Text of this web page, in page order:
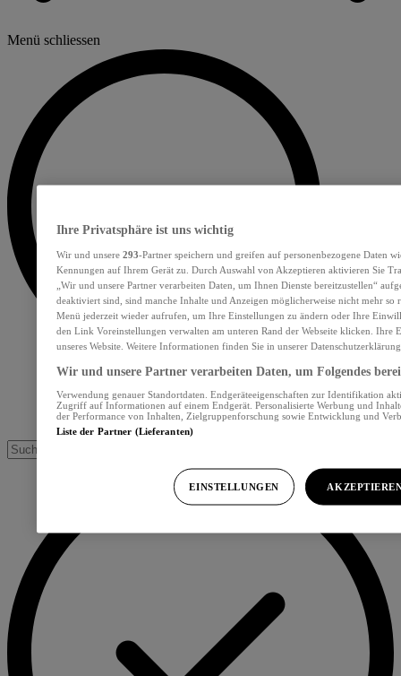
Menü schliessen
Ihre Privatsphäre ist uns wichtig
Wir und unsere 293-Partner speichern und greifen auf personenbezogene Daten
Kennungen auf Ihrem Gerät zu. Durch Auswahl von Akzeptieren aktivieren Sie
„Wir und unsere Partner verarbeiten Daten, um Ihnen Dienste bereitzustellen“
deaktiviert sind, sind manche Inhalte und Anzeigen möglicherweise nicht mehr so
Menü jederzeit wieder aufrufen, um Ihre Einstellungen zu ändern oder Ihre
den Link Voreinstellungen verwalten am unteren Rand der Webseite klicken. Ihre
unseres Website. Weitere Informationen finden Sie in unserer
Wir und unsere Partner verarbeiten Daten, um Folgendes
Verwendung genauer Standortdaten. Endgeräteeigenschaften zur Identifikation
Zugriff auf Informationen auf einem Endgerät. Personalisierte Werbung und
der Performance von Inhalten, Zielgruppenforschung sowie Entwicklung und
Liste der Partner (Lieferanten)
EINSTELLUNGEN